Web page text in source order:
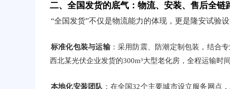
二、全国发货的底气：物流、安装、售后全链
“全国发货”不仅是物流能力的体现，更是隆安试验
标准化包装与运输：采用防震、防潮定制包装，结合
西北某光伏企业发货的300m³大型老化房，全程运输时间
本地化安装团队 ：在全国32个主要城市设立服务网点